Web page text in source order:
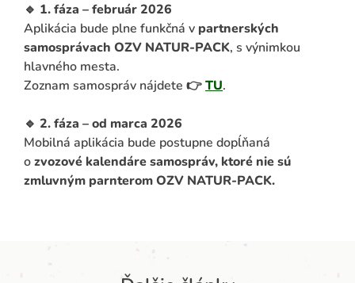
🔹 1. fáza – február 2026
Aplikácia bude plne funkčná v partnerských
samosprávach OZV NATUR-PACK, s výnimkou
hlavného mesta.
Zoznam samospráv nájdete 👉TU.
🔹 2. fáza – od marca 2026
Mobilná aplikácia bude postupne dopĺňaná
ozvozové kalendáre samospráv, ktoré nie sú
zmluvným parnterom OZV NATUR-PACK.